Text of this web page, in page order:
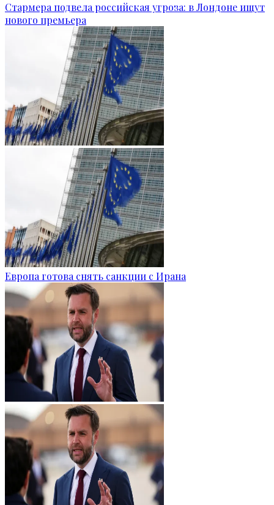
Стармера подвела российская угроза: в Лондоне ищут
нового премьера
Европа готова снять санкции с Ирана